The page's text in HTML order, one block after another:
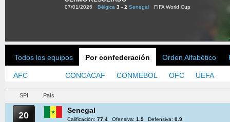
07/01/2026 Bélgica 3 - 2 Senegal FIFA World Cup
Todos los equipos Por confederación Orden Alfabético
AFC CONCACAF CONMEBOL OFC UEFA
SPI País
20 Senegal
Calificación: 77.4 Ofensiva: 1.9 Defensiva: 0.9